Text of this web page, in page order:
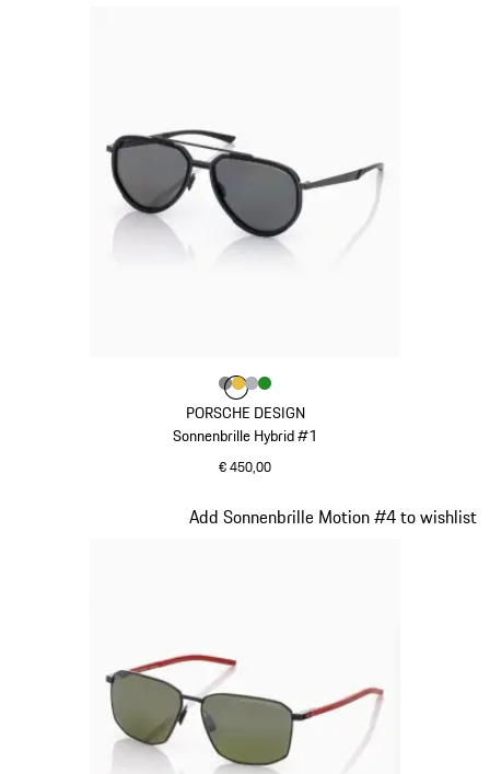
PORSCHE DESIGN
Sonnenbrille Hybrid #1
€ 450,00
Farbe
Farbedunkelgrau
Farbe
FarbeFarbe
Add Sonnenbrille Motion #4 to wishlist